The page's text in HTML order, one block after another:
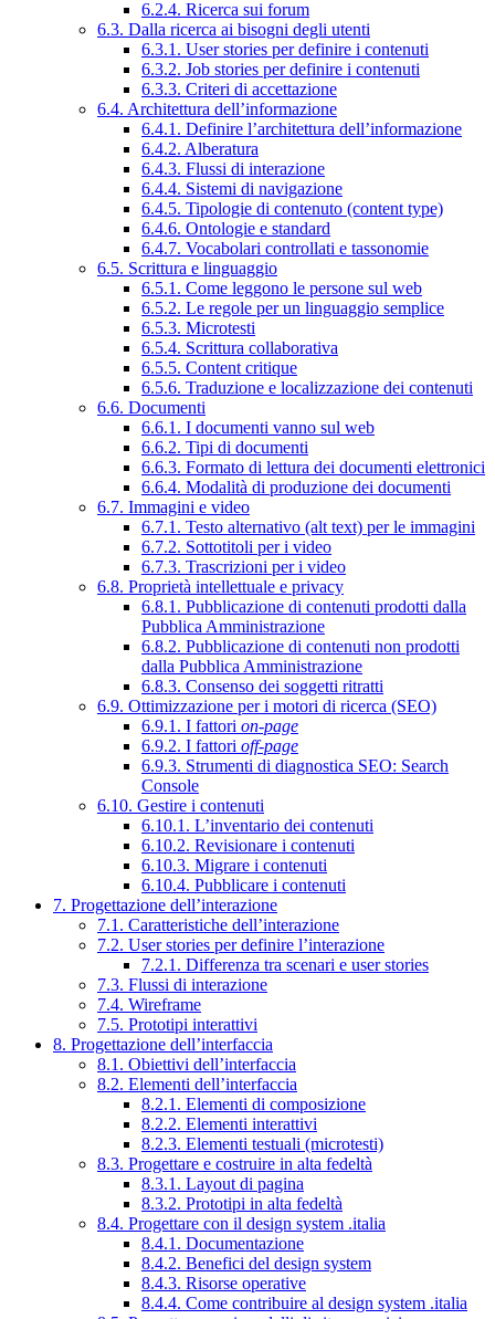
6.2.4. Ricerca sui forum
6.3. Dalla ricerca ai bisogni degli utenti
6.3.1. User stories per definire i contenuti
6.3.2. Job stories per definire i contenuti
6.3.3. Criteri di accettazione
6.4. Architettura dell’informazione
6.4.1. Definire l’architettura dell’informazione
6.4.2. Alberatura
6.4.3. Flussi di interazione
6.4.4. Sistemi di navigazione
6.4.5. Tipologie di contenuto (content type)
6.4.6. Ontologie e standard
6.4.7. Vocabolari controllati e tassonomie
6.5. Scrittura e linguaggio
6.5.1. Come leggono le persone sul web
6.5.2. Le regole per un linguaggio semplice
6.5.3. Microtesti
6.5.4. Scrittura collaborativa
6.5.5. Content critique
6.5.6. Traduzione e localizzazione dei contenuti
6.6. Documenti
6.6.1. I documenti vanno sul web
6.6.2. Tipi di documenti
6.6.3. Formato di lettura dei documenti elettronici
6.6.4. Modalità di produzione dei documenti
6.7. Immagini e video
6.7.1. Testo alternativo (alt text) per le immagini
6.7.2. Sottotitoli per i video
6.7.3. Trascrizioni per i video
6.8. Proprietà intellettuale e privacy
6.8.1. Pubblicazione di contenuti prodotti dalla
Pubblica Amministrazione
6.8.2. Pubblicazione di contenuti non prodotti
dalla Pubblica Amministrazione
6.8.3. Consenso dei soggetti ritratti
6.9. Ottimizzazione per i motori di ricerca (SEO)
6.9.1. I fattori on-page
6.9.2. I fattori off-page
6.9.3. Strumenti di diagnostica SEO: Search
Console
6.10. Gestire i contenuti
6.10.1. L’inventario dei contenuti
6.10.2. Revisionare i contenuti
6.10.3. Migrare i contenuti
6.10.4. Pubblicare i contenuti
7. Progettazione dell’interazione
7.1. Caratteristiche dell’interazione
7.2. User stories per definire l’interazione
7.2.1. Differenza tra scenari e user stories
7.3. Flussi di interazione
7.4. Wireframe
7.5. Prototipi interattivi
8. Progettazione dell’interfaccia
8.1. Obiettivi dell’interfaccia
8.2. Elementi dell’interfaccia
8.2.1. Elementi di composizione
8.2.2. Elementi interattivi
8.2.3. Elementi testuali (microtesti)
8.3. Progettare e costruire in alta fedeltà
8.3.1. Layout di pagina
8.3.2. Prototipi in alta fedeltà
8.4. Progettare con il design system .italia
8.4.1. Documentazione
8.4.2. Benefici del design system
8.4.3. Risorse operative
8.4.4. Come contribuire al design system .italia